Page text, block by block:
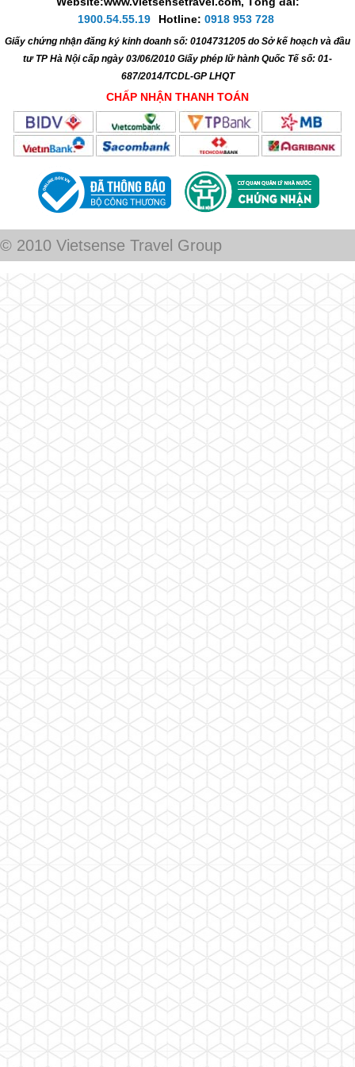
1900.54.55.19
Hotline: 0918 953 728
Giấy chứng nhận đăng ký kinh doanh số: 0104731205 do Sở kế hoạch và đầu
tư TP Hà Nội cấp ngày 03/06/2010 Giấy phép lữ hành Quốc Tế số: 01-
687/2014/TCDL-GP LHQT
CHẤP NHẬN THANH TOÁN
© 2010 Vietsense Travel Group